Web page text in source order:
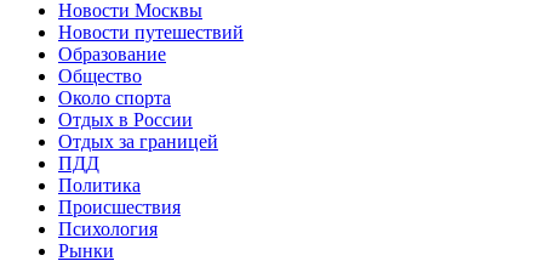
Новости Москвы
Новости путешествий
Образование
Общество
Около спорта
Отдых в России
Отдых за границей
ПДД
Политика
Происшествия
Психология
Рынки